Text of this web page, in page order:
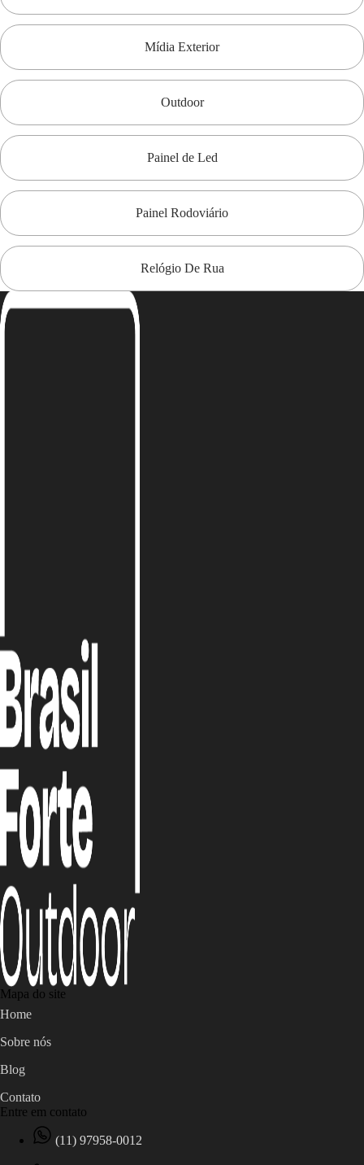
Mídia Exterior
Outdoor
Painel de Led
Painel Rodoviário
Relógio De Rua
Mapa do site
Home
Sobre nós
Blog
Contato
Entre em contato
(11) 97958-0012